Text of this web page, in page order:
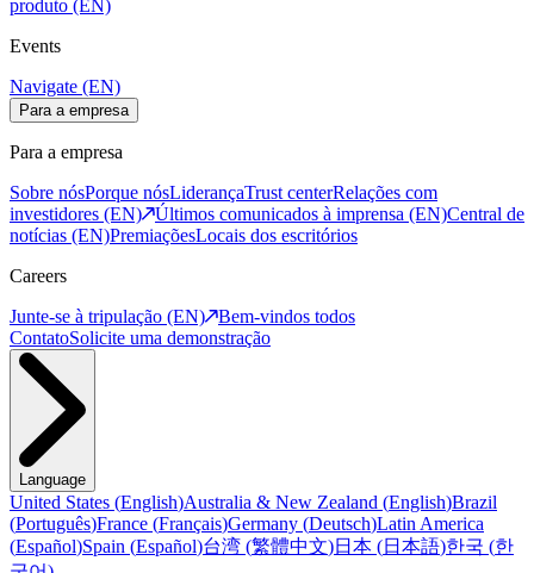
produto (EN)
Events
Navigate (EN)
Para a empresa
Para a empresa
Sobre nósPorque nósLiderançaTrust centerRelações com
investidores (EN)
Últimos comunicados à imprensa (EN)Central de
notícias (EN)PremiaçõesLocais dos escritórios
Careers
Junte-se à tripulação (EN)
Bem-vindos todos
ContatoSolicite uma demonstração
Language
United States (English)Australia & New Zealand (English)Brazil
(Português)France (Français)Germany (Deutsch)Latin America
(Español)Spain (Español)台湾 (繁體中文)日本 (日本語)한국 (한